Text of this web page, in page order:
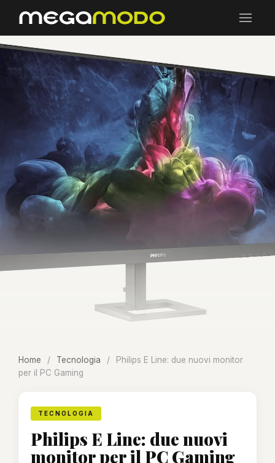
Home / Tecnologia /
Philips E Line: due nuovi monitor
per il PC Gaming
TECNOLOGIA
Philips E Line: due nuovi
monitor per il PC Gaming